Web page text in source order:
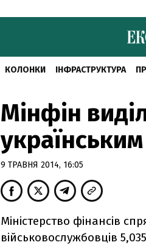
КОЛОНКИ ІНФРАСТРУКТУРА
Мінфін
9 ТРАВНЯ 2014, 16:05
Міністерство фінансів
військовослужбовців